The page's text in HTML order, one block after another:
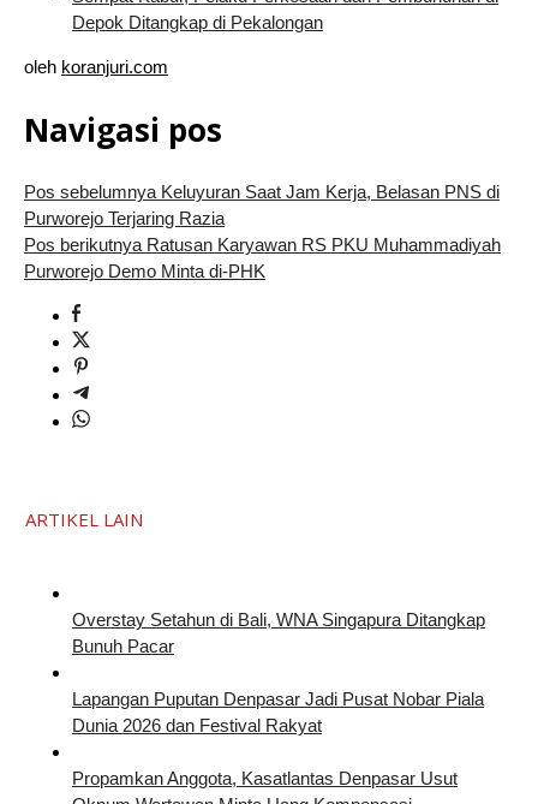
Depok Ditangkap di Pekalongan
oleh koranjuri.com
Navigasi pos
Pos sebelumnyaKeluyuran Saat Jam Kerja, Belasan PNS di
Purworejo Terjaring Razia
Pos berikutnyaRatusan Karyawan RS PKU Muhammadiyah
Purworejo Demo Minta di-PHK
ARTIKEL LAIN
Overstay Setahun di Bali, WNA Singapura Ditangkap
Bunuh Pacar
Lapangan Puputan Denpasar Jadi Pusat Nobar Piala
Dunia 2026 dan Festival Rakyat
Propamkan Anggota, Kasatlantas Denpasar Usut